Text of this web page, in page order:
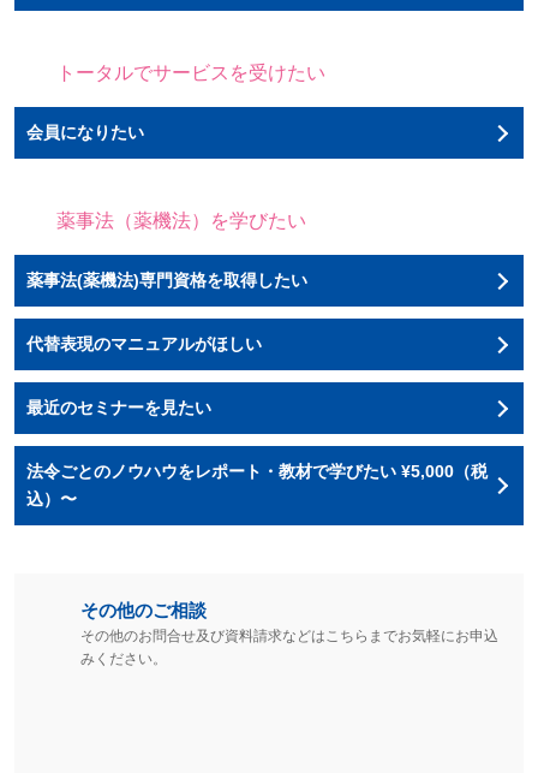
トータルでサービスを受けたい
会員になりたい
薬事法（薬機法）を学びたい
薬事法(薬機法)専門資格を取得したい
代替表現のマニュアルがほしい
最近のセミナーを見たい
法令ごとのノウハウをレポート・教材で学びたい ¥5,000（税
込）〜
その他のご相談
その他のお問合せ及び資料請求などはこちらまでお気軽にお申込
みください。